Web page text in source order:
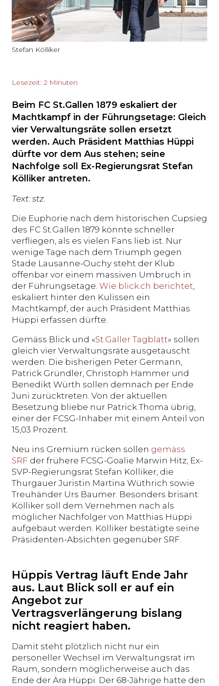
Stefan Kölliker
Lesezeit: 2 Minuten
Beim FC St.Gallen 1879 eskaliert der
Machtkampf in der Führungsetage: Gleich
vier Verwaltungsräte sollen ersetzt
werden. Auch Präsident Matthias Hüppi
dürfte vor dem Aus stehen; seine
Nachfolge soll Ex-Regierungsrat Stefan
Kölliker antreten.
Text: stz.
Die Euphorie nach dem historischen Cupsieg
des FC St.Gallen 1879 könnte schneller
verfliegen, als es vielen Fans lieb ist. Nur
wenige Tage nach dem Triumph gegen
Stade Lausanne-Ouchy steht der Klub
offenbar vor einem massiven Umbruch in
der Führungsetage. Wie blick.ch berichtet,
eskaliert hinter den Kulissen ein
Machtkampf, der auch Präsident Matthias
Hüppi erfassen dürfte.
Gemäss Blick und «St.Galler Tagblatt» sollen
gleich vier Verwaltungsräte ausgetauscht
werden. Die bisherigen Peter Germann,
Patrick Gründler, Christoph Hammer und
Benedikt Würth sollen demnach per Ende
Juni zurücktreten. Von der aktuellen
Besetzung bliebe nur Patrick Thoma übrig,
einer der FCSG-Inhaber mit einem Anteil von
15,03 Prozent.
Neu ins Gremium rücken sollen gemäss
SRF der frühere FCSG-Goalie Marwin Hitz, Ex-
SVP-Regierungsrat Stefan Kölliker, die
Thurgauer Juristin Martina Wüthrich sowie
Treuhänder Urs Baumer. Besonders brisant:
Kölliker soll dem Vernehmen nach als
möglicher Nachfolger von Matthias Hüppi
aufgebaut werden. Kölliker bestätigte seine
Präsidenten-Absichten gegenüber SRF.
Hüppis Vertrag läuft Ende Jahr
aus. Laut Blick soll er auf ein
Angebot zur
Vertragsverlängerung bislang
nicht reagiert haben.
Damit steht plötzlich nicht nur ein
personeller Wechsel im Verwaltungsrat im
Raum, sondern möglicherweise auch das
Ende der Ära Hüppi. Der 68-Jährige hatte den